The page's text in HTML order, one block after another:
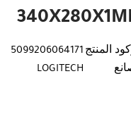
المنتج5099206064171
LOGITECH